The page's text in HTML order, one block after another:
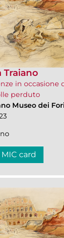
Traiano
in occasione
perduto
Museo dei
card